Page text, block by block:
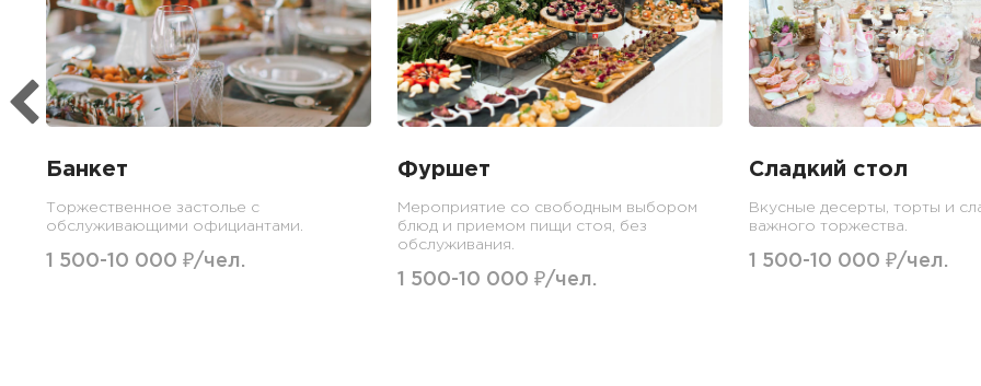
Банкет
Торжественное застолье с
обслуживающими официантами.
1 500-10 000 ₽/чел.
Фуршет
Мероприятие со свободным выбором
блюд и приемом пищи стоя, без
обслуживания.
1 500-10 000 ₽/чел.
Сладкий стол
Вкусные десерты, торты и
важного торжества.
1 500-10 000 ₽/чел.